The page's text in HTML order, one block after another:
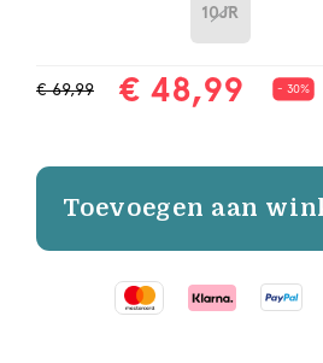
10JR
€ 69,99 € 48,99 - 30%
Toevoegen aan